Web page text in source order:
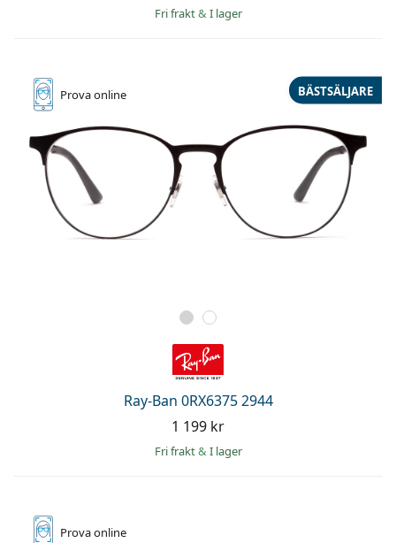
Fri frakt& I lager
Prova online
Ray-Ban 0RX6375 2944
BÄSTSÄLJARE
1 199 kr
Fri frakt& I lager
Prova online